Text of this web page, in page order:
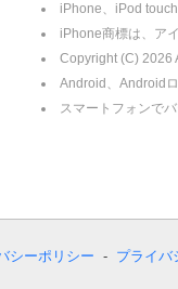
iPhone、iPod
iPhone商標は、ア
Copyright (C) 2026
Android、Android
スマートフォンで
シーポリシー プライバ